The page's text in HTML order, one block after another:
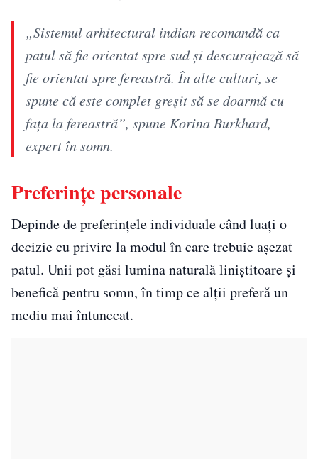
„Sistemul arhitectural indian recomandă ca
patul să fie orientat spre sud și descurajează să
fie orientat spre fereastră. În alte culturi, se
spune că este complet greșit să se doarmă cu
fața la fereastră”, spune Korina Burkhard,
expert în somn.
Preferințe personale
Depinde de preferințele individuale când luați o
decizie cu privire la modul în care trebuie așezat
patul. Unii pot găsi lumina naturală liniștitoare și
benefică pentru somn, în timp ce alții preferă un
mediu mai întunecat.